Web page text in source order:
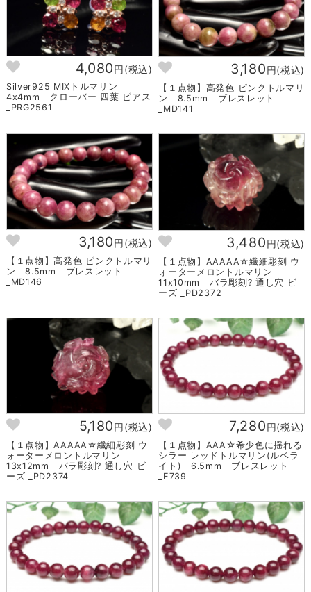
4,080円(税込)
Silver925 MIXトルマリン
4x4mm クローバー 四葉 ピアス
_PRG2561
3,180円(税込)
【１点物】高発色 ピンクトルマリ
ン 8.5mm ブレスレット
_MD141
3,180円(税込)
【１点物】高発色 ピンクトルマリ
ン 8.5mm ブレスレット
_MD146
3,480円(税込)
【１点物】AAAAA☆繊細彫刻 ウ
ォーターメロントルマリン
11x10mm バラ彫刻? 通し穴 ビ
ーズ _PD2372
5,180円(税込)
【１点物】AAAAA☆繊細彫刻 ウ
ォーターメロントルマリン
13x12mm バラ彫刻? 通し穴 ビ
ーズ _PD2374
7,280円(税込)
【１点物】AAA☆希少色に揺れる
シラー レッドトルマリン(ルベラ
イト) 6.5mm ブレスレット
_E739